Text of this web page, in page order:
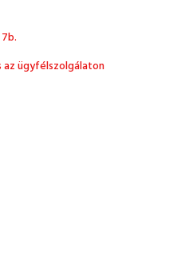
az ügyfélszolgálaton